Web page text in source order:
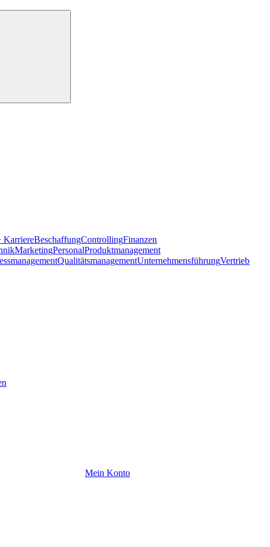
KarriereBeschaffungControllingFinanzen
MarketingPersonalProduktmanagement
QualitätsmanagementUnternehmensführungVertrieb
Mein Konto